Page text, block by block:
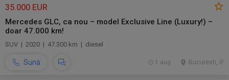
35.000 EUR
Mercedes GLC, ca nou – model Exclusive Line (Luxury!) –
doar 47.000 km!
SUV | 2020 | 47.300 km | diesel
Sună Bucuresti, IF
1 aug.